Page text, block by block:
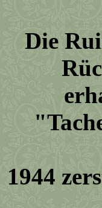
Die
1944